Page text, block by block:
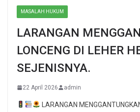
MASALAH HUKUM
LARANGAN
LONCENG DI LEHER
SEJENISNYA.
22 April 2026 admin
LARANGAN